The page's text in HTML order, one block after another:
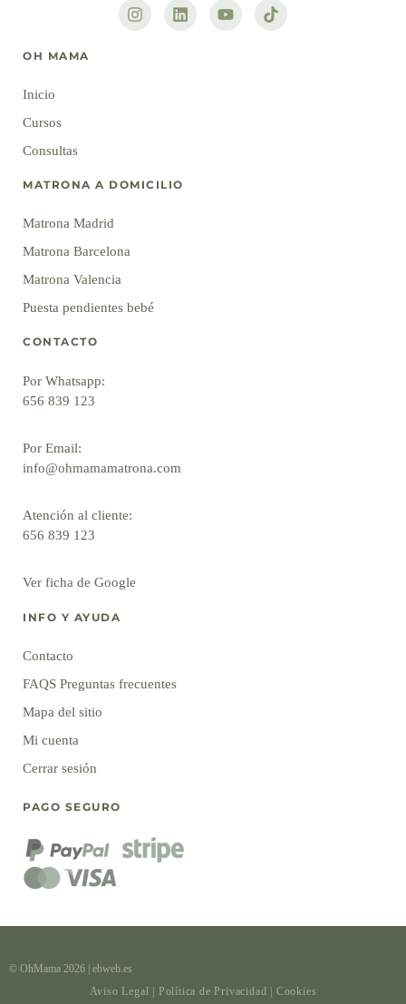
OH MAMA
Inicio
Cursos
Consultas
MATRONA A DOMICILIO
Matrona Madrid
Matrona Barcelona
Matrona Valencia
Puesta pendientes bebé
CONTACTO
Por Whatsapp:
656 839 123
Por Email:
info@ohmamamatrona.com
Atención al cliente:
656 839 123
Ver ficha de Google
INFO Y AYUDA
Contacto
FAQS Preguntas frecuentes
Mapa del sitio
Mi cuenta
Cerrar sesión
PAGO SEGURO
© OhMama 2026 ebweb.es
Aviso Legal
Política de Privacidad Cookies